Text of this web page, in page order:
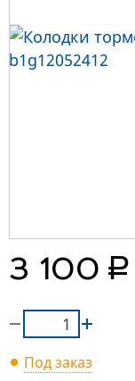
3 100 руб.
Под заказ